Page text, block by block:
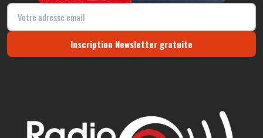
Inscription Newsletter gratuite